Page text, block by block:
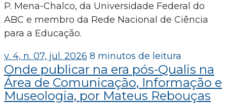
P. Mena-Chalco, da Universidade Federal do
ABC e membro da Rede Nacional de Ciência
para a Educação.
v. 4, n. 07, jul. 2026 8 minutos de leitura
Onde publicar na era pós-Qualis na
Área de Comunicação, Informação e
Museologia, por Mateus Rebouças